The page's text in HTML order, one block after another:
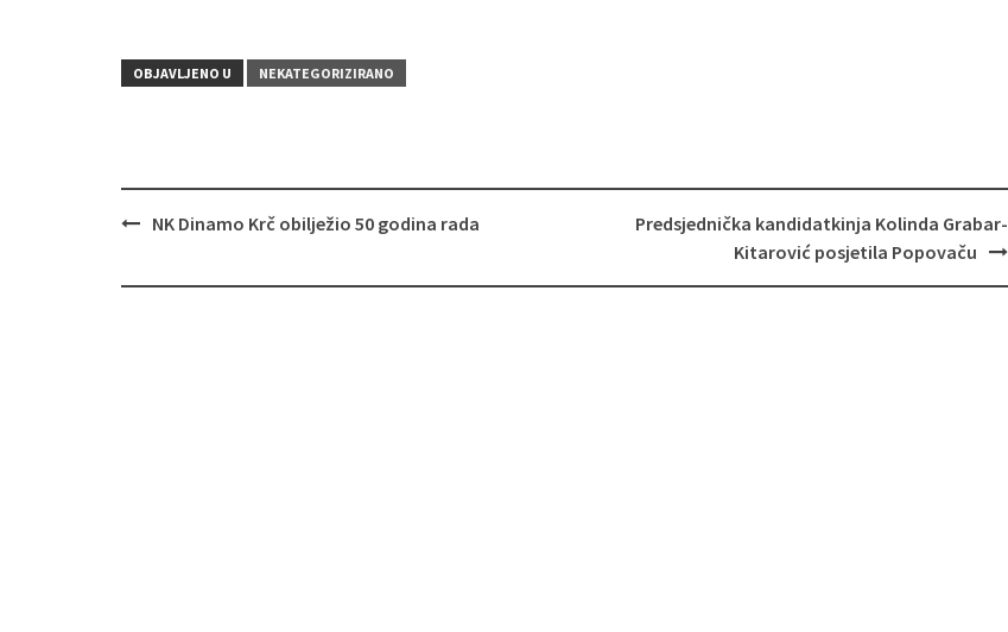
OBJAVLJENO U NEKATEGORIZIRANO
NK Dinamo Krč obilježio 50 godina rada
Predsjednička kandidatkinja Kolinda Grabar-
Kitarović posjetila Popovaču